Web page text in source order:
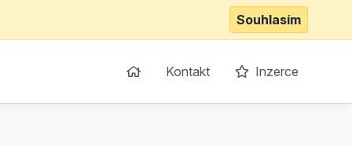
Souhlasím
Kontakt Inzerce